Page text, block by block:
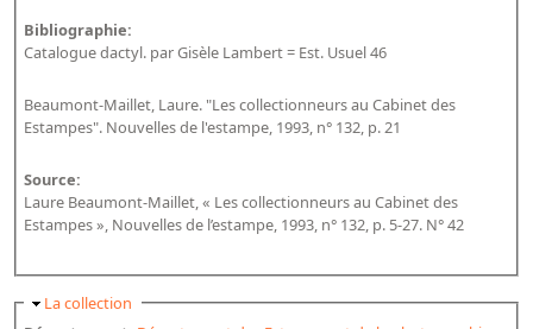
Ouvrages et documents sur la BnF numérisés dans Gallica
Revue de la Bibliothèque nationale de France
Directeurs de la Bibliothèque nationale du XIVe siècle à nos jours
Listes et biographies des directeurs de départements
Implantations de la Bibliothèque nationale de France
Le fil de l'histoire (frise chonologique)
Richelieu, Bibliothèques - Musée - Galeries
Bibliographie:
Catalogue dactyl. par Gisèle Lambert = Est. Usuel 46
Beaumont-Maillet, Laure. "Les collectionneurs au Cabinet des
Estampes". Nouvelles de l'estampe, 1993, n° 132, p. 21
Source:
Laure Beaumont-Maillet, « Les collectionneurs au Cabinet des
Estampes », Nouvelles de l’estampe, 1993, n° 132, p. 5-27. N° 42
Masquer
La collection